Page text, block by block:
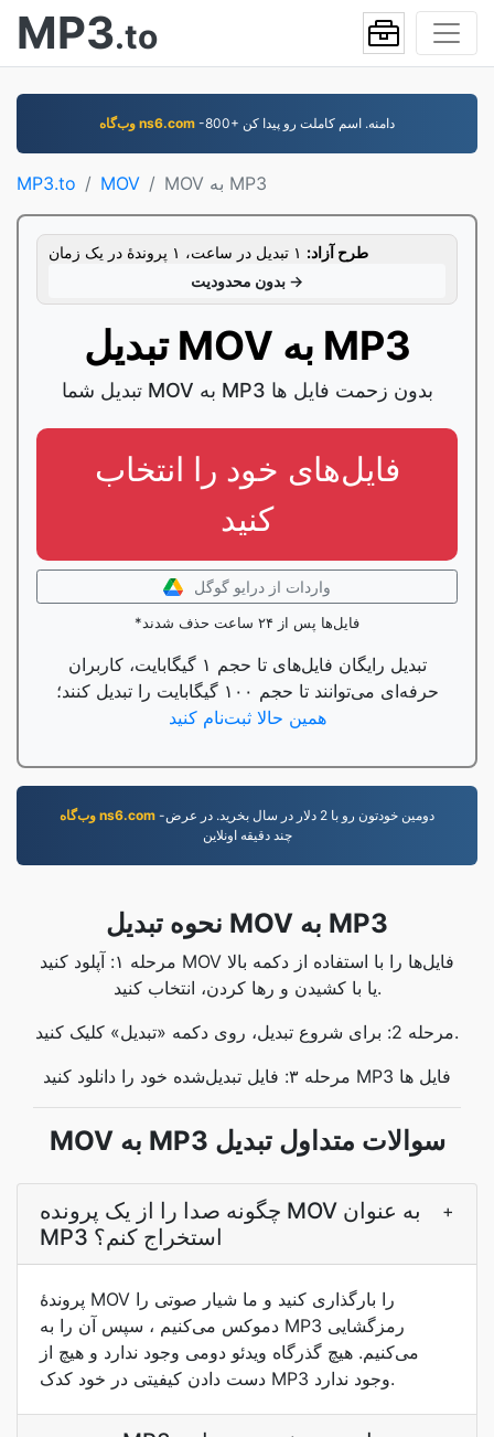
MP3.to
وب‌گاه ns6.com -800+ دامنه. اسم کاملت رو پيدا کن
MP3.to MOV MOV به MP3
طرح آزاد:
بدون محدودیت →
تبدیل MOV به MP3
تبدیل شما MOV به MP3 بدون زحمت فایل ها
فایل‌های خود را انتخاب
کنید
واردات از درایو گوگل
*فایل‌ها پس از ۲۴ ساعت حذف شدند
تبدیل رایگان فایل‌های تا حجم ۱ گیگابایت، کاربران
حرفه‌ای می‌توانند تا حجم ۱۰۰ گیگابایت را تبدیل کنند؛
همین حالا ثبت‌نام کنید
وب‌گاه ns6.com -دومين خودتون رو با 2 دلار در سال بخريد. در عرض
چند دقيقه اونلاين
نحوه تبدیل MOV به MP3
مرحله ۱: آپلود کنید MOV فایل‌ها را با استفاده از دکمه بالا
یا با کشیدن و رها کردن، انتخاب کنید.
مرحله 2: برای شروع تبدیل، روی دکمه «تبدیل» کلیک کنید.
مرحله ۳: فایل تبدیل‌شده خود را دانلود کنید MP3 فایل ها
MOV به MP3 سوالات متداول تبدیل
چگونه صدا را از یک پرونده MOV به عنوان
MP3 استخراج کنم؟
+
پروندۀ MOV را بارگذاری کنید و ما شیار صوتی را
دموکس می‌کنیم ، سپس آن را به MP3 رمزگشایی
می‌کنیم. هیچ گذرگاه ویدئو دومی وجود ندارد و هیچ از
دست دادن کیفیتی در خود کدک MP3 وجود ندارد.